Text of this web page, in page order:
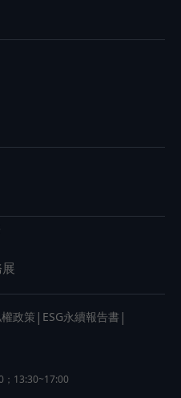
政策 | ESG永續報告書 |
；13:30~17:00